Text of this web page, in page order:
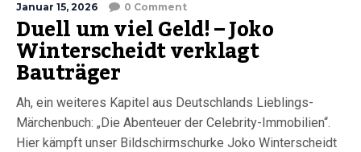
Januar 15, 2026 0 Comment
Duell um viel Geld! – Joko
Winterscheidt verklagt
Bauträger
Ah, ein weiteres Kapitel aus Deutschlands Lieblings-
Märchenbuch: „Die Abenteuer der Celebrity-Immobilien“.
Hier kämpft unser Bildschirmschurke Joko Winterscheidt